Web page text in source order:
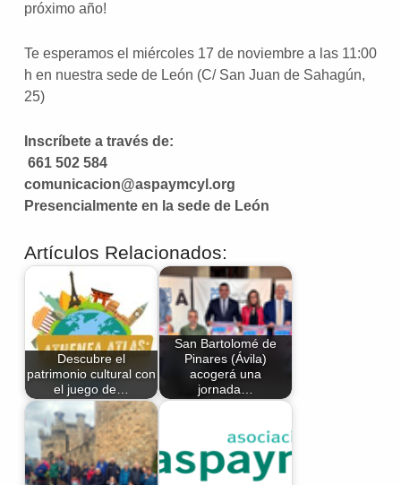
próximo año!
Te esperamos el miércoles 17 de noviembre a las 11:00
h en nuestra sede de León (C/ San Juan de Sahagún,
25)
Inscríbete a través de:
661 502 584
comunicacion@aspaymcyl.org
Presencialmente en la sede de León
Artículos Relacionados:
Descubre el
patrimonio cultural con
el juego de…
San Bartolomé de
Pinares (Ávila)
acogerá una
jornada…